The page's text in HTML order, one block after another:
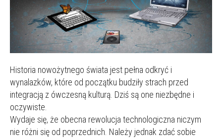
Historia nowożytnego świata jest pełna odkryć i
wynalazków, które od początku budziły strach przed
integracją z ówczesną kulturą. Dziś są one niezbędne i
oczywiste.
Wydaje się, że obecna rewolucja technologiczna niczym
nie różni się od poprzednich. Należy jednak zdać sobie